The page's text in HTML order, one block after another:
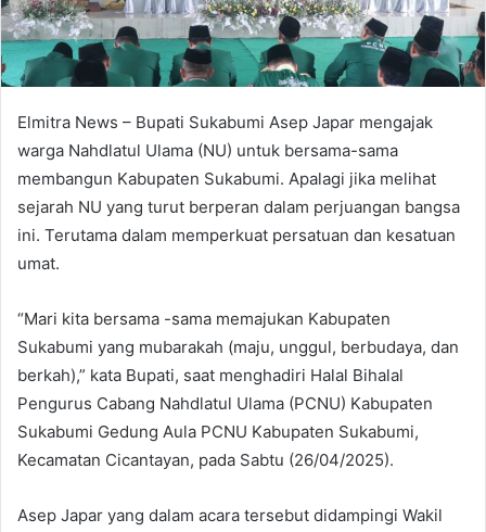
Elmitra News – Bupati Sukabumi Asep Japar mengajak
warga Nahdlatul Ulama (NU) untuk bersama-sama
membangun Kabupaten Sukabumi. Apalagi jika melihat
sejarah NU yang turut berperan dalam perjuangan bangsa
ini. Terutama dalam memperkuat persatuan dan kesatuan
umat.
“Mari kita bersama -sama memajukan Kabupaten
Sukabumi yang mubarakah (maju, unggul, berbudaya, dan
berkah),” kata Bupati, saat menghadiri Halal Bihalal
Pengurus Cabang Nahdlatul Ulama (PCNU) Kabupaten
Sukabumi Gedung Aula PCNU Kabupaten Sukabumi,
Kecamatan Cicantayan, pada Sabtu (26/04/2025).
Asep Japar yang dalam acara tersebut didampingi Wakil